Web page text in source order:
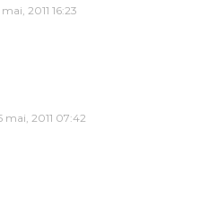
mai, 2011 16:23
mai, 2011 07:42